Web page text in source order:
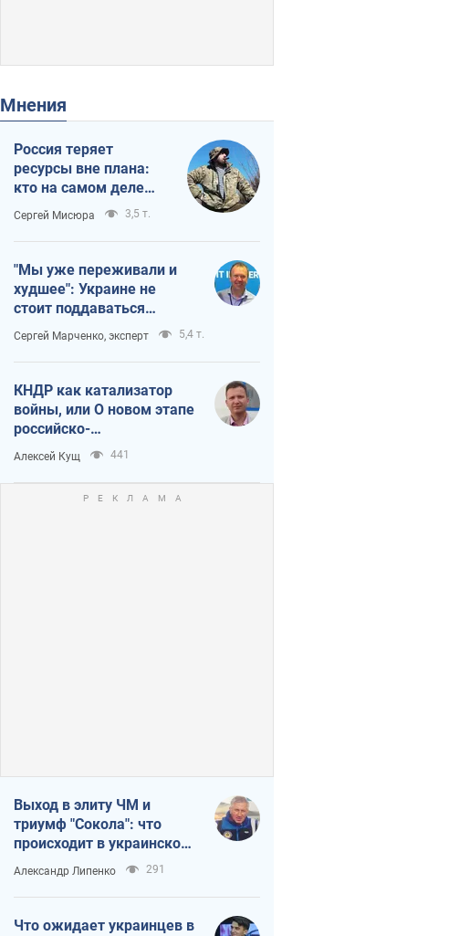
Мнения
Россия теряет
ресурсы вне плана:
кто на самом деле
диктует темп войны
Сергей Мисюра 3,5 т.
"Мы уже переживали и
худшее": Украине не
стоит поддаваться
отчаянию из-за
ракетного террора
Сергей Марченко, эксперт 5,4 т.
КНДР как катализатор
войны, или О новом этапе
российско-
северокорейского союза
Алексей Кущ 441
Выход в элиту ЧМ и
триумф "Сокола": что
происходит в украинском
хоккее
Александр Липенко 291
Что ожидает украинцев в